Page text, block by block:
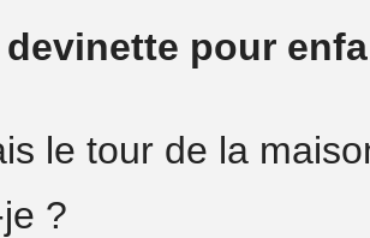
devinette pour
le tour de la
?